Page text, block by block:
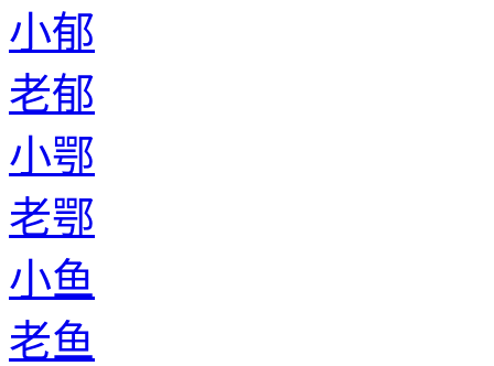
小郁
老郁
小鄂
老鄂
小鱼
老鱼